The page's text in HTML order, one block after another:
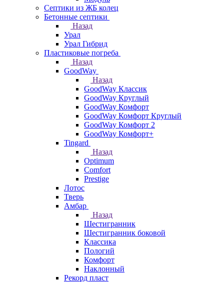
Септики из ЖБ колец
Бетонные септики
Назад
Урал
Урал Гибрид
Пластиковые погреба
Назад
GoodWay
Назад
GoodWay Классик
GoodWay Круглый
GoodWay Комфорт
GoodWay Комфорт Круглый
GoodWay Комфорт 2
GoodWay Комфорт+
Tingard
Назад
Optimum
Comfort
Prestige
Лотос
Тверь
Амбар
Назад
Шестигранник
Шестигранник боковой
Классика
Пологий
Комфорт
Наклонный
Рекорд пласт